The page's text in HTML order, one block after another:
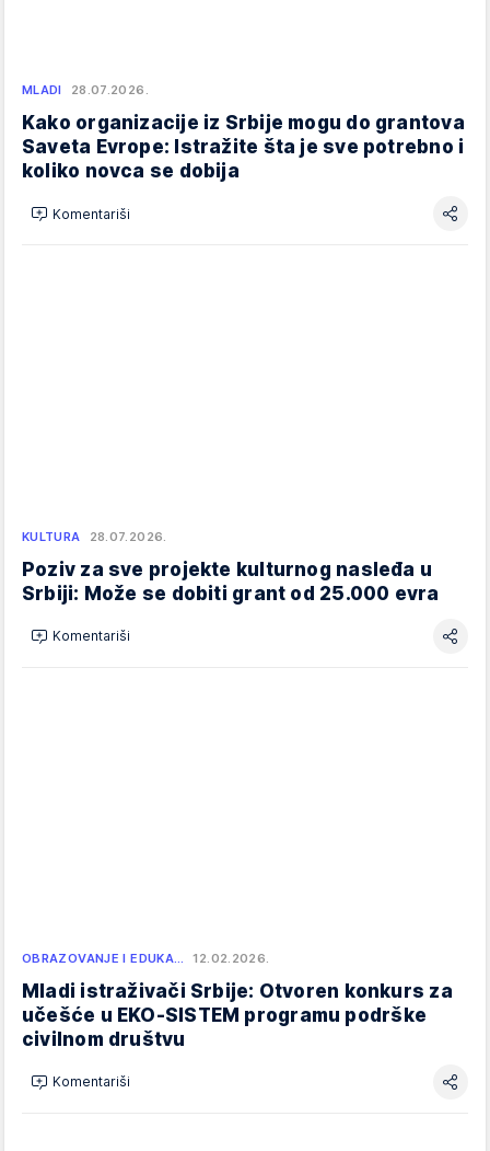
MLADI 28.07.2026.
Kako organizacije iz Srbije mogu do grantova
Saveta Evrope: Istražite šta je sve potrebno i
koliko novca se dobija
Komentariši
KULTURA 28.07.2026.
Poziv za sve projekte kulturnog nasleđa u
Srbiji: Može se dobiti grant od 25.000 evra
Komentariši
OBRAZOVANJE I EDUKA… 12.02.2026.
Mladi istraživači Srbije: Otvoren konkurs za
učešće u EKO-SISTEM programu podrške
civilnom društvu
Komentariši